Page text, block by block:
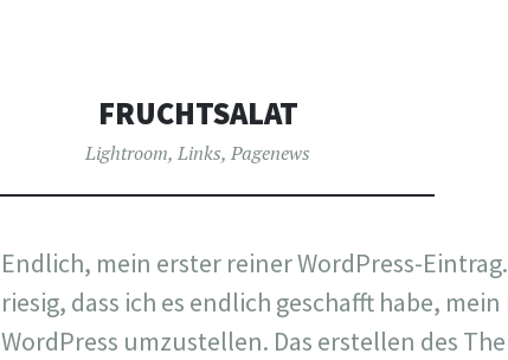
FRUCHTSALAT
Lightroom, Links, Pagenews
Endlich, mein erster reiner WordPress-
riesig, dass ich es endlich geschafft habe,
WordPress umzustellen. Das erstellen des